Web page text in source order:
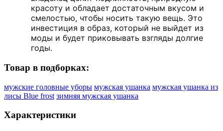
красоту и обладает достаточным вкусом и
смелостью, чтобы носить такую вещь. Это
инвестиция в образ, который не выйдет из
моды и будет приковывать взгляды долгие
годы.
Товар в подборках:
мужские головные уборы мужская ушанка мужская ушанка из
лисы Blue frost зимняя мужская ушанка
Характеристики